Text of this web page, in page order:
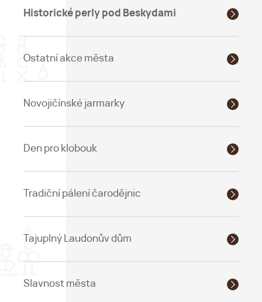
Historické perly pod Beskydami
Ostatní akce města
Novojičínské jarmarky
Den pro klobouk
Tradiční pálení čarodějnic
Tajuplný Laudonův dům
Slavnost města